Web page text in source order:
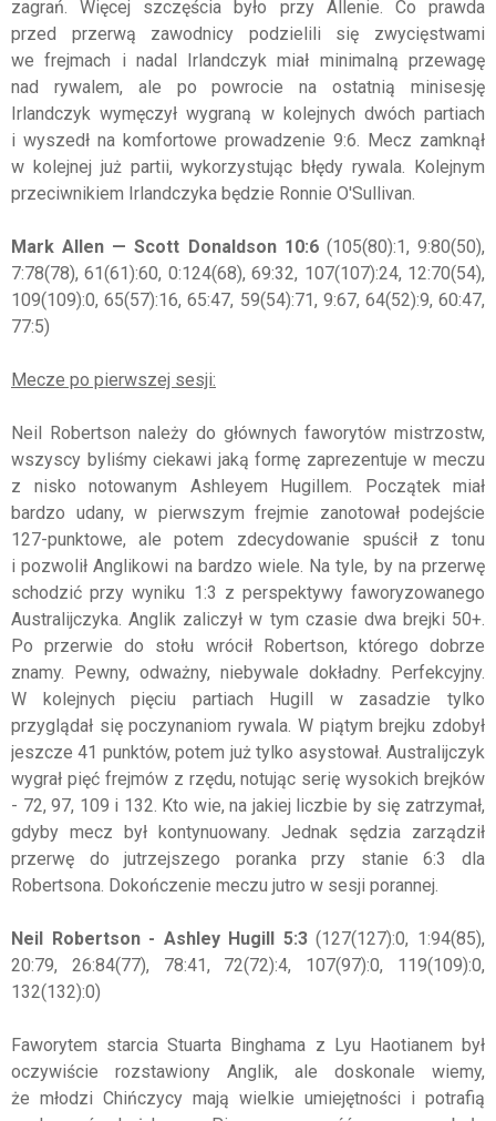
zagrań. Więcej szczęścia było przy Allenie. Co prawda
przed przerwą zawodnicy podzielili się zwycięstwami
we frejmach i nadal Irlandczyk miał minimalną przewagę
nad rywalem, ale po powrocie na ostatnią minisesję
Irlandczyk wymęczył wygraną w kolejnych dwóch partiach
i wyszedł na komfortowe prowadzenie 9:6. Mecz zamknął
w kolejnej już partii, wykorzystując błędy rywala. Kolejnym
przeciwnikiem Irlandczyka będzie Ronnie O'Sullivan.
Mark Allen — Scott Donaldson 10:6(105(80):1, 9:80(50),
7:78(78), 61(61):60, 0:124(68), 69:32, 107(107):24, 12:70(54),
109(109):0, 65(57):16, 65:47, 59(54):71, 9:67, 64(52):9, 60:47,
77:5)
Mecze po pierwszej sesji:
Neil Robertson należy do głównych faworytów mistrzostw,
wszyscy byliśmy ciekawi jaką formę zaprezentuje w meczu
z nisko notowanym Ashleyem Hugillem. Początek miał
bardzo udany, w pierwszym frejmie zanotował podejście
127-punktowe, ale potem zdecydowanie spuścił z tonu
i pozwolił Anglikowi na bardzo wiele. Na tyle, by na przerwę
schodzić przy wyniku 1:3 z perspektywy faworyzowanego
Australijczyka. Anglik zaliczył w tym czasie dwa brejki 50+.
Po przerwie do stołu wrócił Robertson, którego dobrze
znamy. Pewny, odważny, niebywale dokładny. Perfekcyjny.
W kolejnych pięciu partiach Hugill w zasadzie tylko
przyglądał się poczynaniom rywala. W piątym brejku zdobył
jeszcze 41 punktów, potem już tylko asystował. Australijczyk
wygrał pięć frejmów z rzędu, notując serię wysokich brejków
- 72, 97, 109 i 132. Kto wie, na jakiej liczbie by się zatrzymał,
gdyby mecz był kontynuowany. Jednak sędzia zarządził
przerwę do jutrzejszego poranka przy stanie 6:3 dla
Robertsona. Dokończenie meczu jutro w sesji porannej.
Neil Robertson - Ashley Hugill 5:3(127(127):0, 1:94(85),
20:79, 26:84(77), 78:41, 72(72):4, 107(97):0, 119(109):0,
132(132):0)
Faworytem starcia Stuarta Binghama z Lyu Haotianem był
oczywiście rozstawiony Anglik, ale doskonale wiemy,
że młodzi Chińczycy mają wielkie umiejętności i potrafią